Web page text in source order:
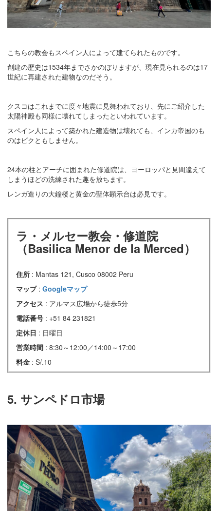
こちらの教会もスペイン人によって建てられたものです。
創建の歴史は1534年までさかのぼりますが、現在見られるのは17
世紀に再建された建物なのだそう。
クスコはこれまでに度々地震に見舞われており、先にご紹介した
太陽神殿も同様に壊れてしまったといわれています。
スペイン人によって築かれた建造物は壊れても、インカ帝国のも
のはビクともしません。
24本の柱とアーチに囲まれた修道院は、ヨーロッパと見間違えて
しまうほどの洗練された趣を放ちます。
レンガ造りの大鐘楼と黄金の聖体顕示台は必見です。
ラ・メルセー教会・修道院
（Basilica Menor de la Merced）
住所 : Mantas 121, Cusco 08002 Peru
マップ : Googleマップ
アクセス : アルマス広場から徒歩5分
電話番号 : +51 84 231821
定休日 : 日曜日
営業時間 : 8:30～12:00／14:00～17:00
料金 : S/.10
5. サンペドロ市場